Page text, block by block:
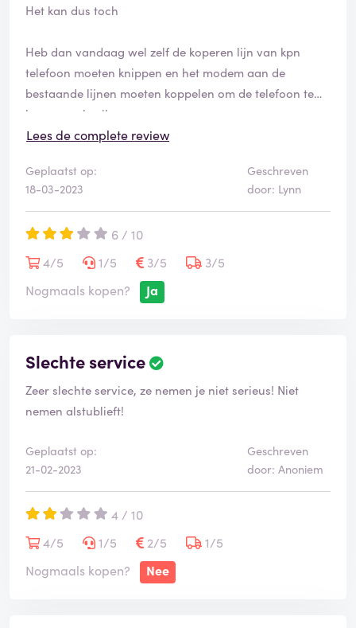
Het kan dus toch
Heb dan vandaag wel zelf de koperen lijn van kpn
telefoon moeten knippen en het modem aan de
bestaande lijnen moeten koppelen om de telefoon te
kunnen gebruiken
het was ook echt bagger
Lees de complete review
Geplaatst op:
18-03-2023
Geschreven
door: Lynn
6 / 10
4/5
1/5 3/5
3/5
Nogmaals kopen?
Ja
Slechte service
Zeer slechte service, ze nemen je niet serieus! Niet
nemen alstublieft!
Geplaatst op:
21-02-2023
Geschreven
door: Anoniem
4 / 10
4/5
1/5 2/5
1/5
Nogmaals kopen?
Nee